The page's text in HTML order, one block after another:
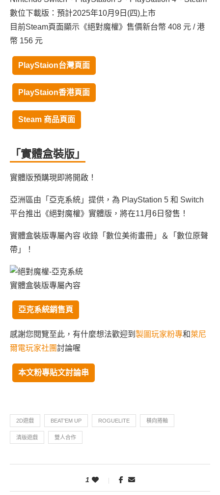
數位下載版：預計2025年10月9日(四)上市
目前Steam頁面顯示《絕對魔權》售價新台幣 408 元 / 港
幣 156 元
PlayStaion台灣頁面
PlayStaion香港頁面
Steam 商品頁面
「實體盒裝版」
實體版預購現即將開啟！
亞洲區由「亞克系統」提供，為 PlayStation 5 和 Switch
平台推出《絕對魔權》實體版，將在11月6日發售！
實體盒裝版專屬內容 收錄「數位美術畫冊」＆「數位原聲
帶」！
實體盒裝版專屬內容
亞克系統銷售頁
感謝您閱覽至此，有什麼想法歡迎到 製圖玩家粉專和萊尼
爾電玩家社團討論喔
本文粉專貼文討論串
2D遊戲 BEAT'EM UP ROGUELITE 橫向捲軸
清版遊戲 雙人合作
1